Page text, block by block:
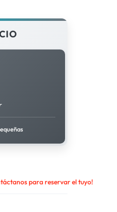
para reservar el tuyo!